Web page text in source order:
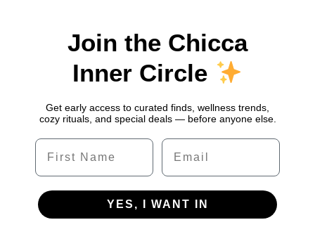
Join the Chicca
Inner Circle
Get early access to curated finds, wellness trends,
cozy rituals, and special deals — before anyone else.
Name Email
YES, I WANT IN